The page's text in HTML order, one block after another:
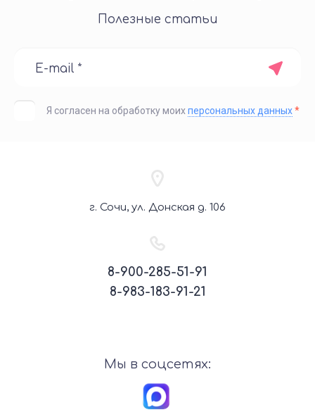
Полезные статьи
Я согласен на обработку моихперсональных данных*
г. Сочи, ул. Донская д. 106
8-900-285-51-91
8-983-183-91-21
Мы в соцсетях: